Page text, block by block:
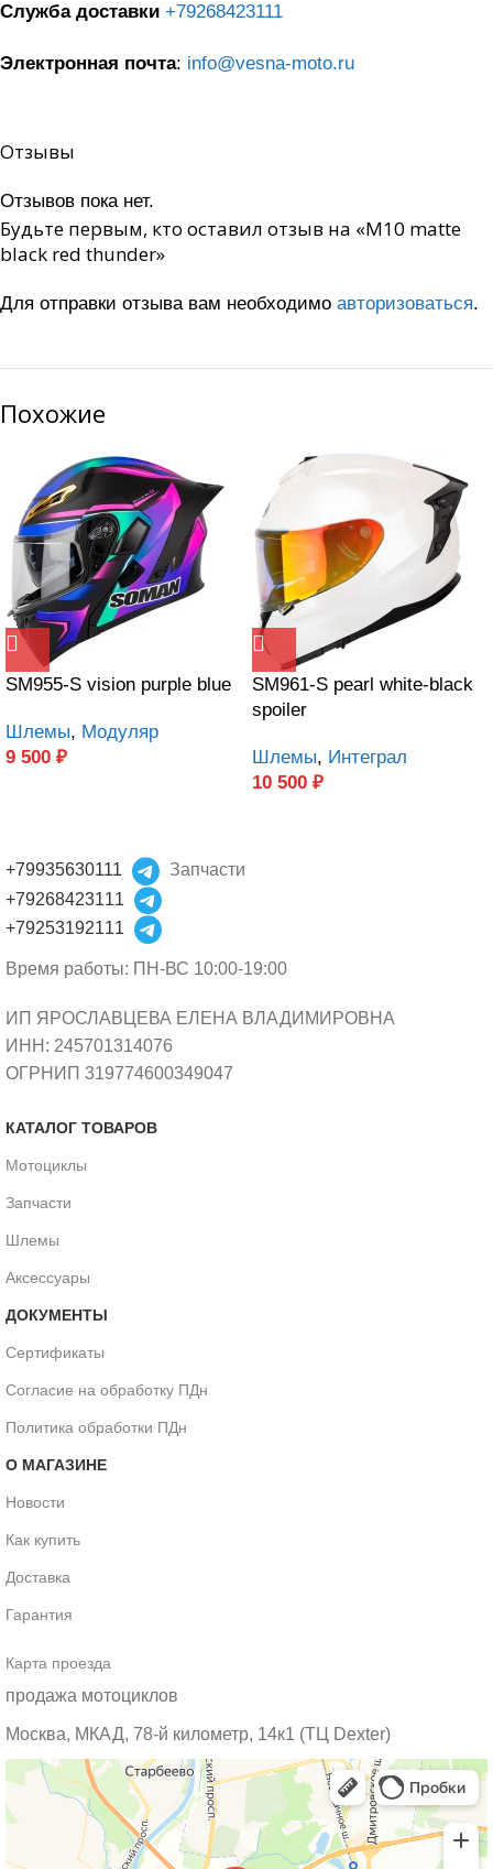
Служба доставки +79268423111
Электронная почта: info@vesna-moto.ru
Отзывы
Отзывов пока нет.
Будьте первым, кто оставил отзыв на «M10 matte
black red thunder»
Для отправки отзыва вам необходимо авторизоваться.
Похожие
SM955-S vision purple blue
Шлемы, Модуляр
9 500 ₽
SM961-S pearl white-black
spoiler
Шлемы, Интеграл
10 500 ₽
+79935630111
Запчасти
+79268423111
+79253192111
Время работы: ПН-ВС 10:00-19:00
ИП ЯРОСЛАВЦЕВА ЕЛЕНА ВЛАДИМИРОВНА
ИНН: 245701314076
ОГРНИП 319774600349047
КАТАЛОГ ТОВАРОВ
Мотоциклы
Запчасти
Шлемы
Аксессуары
ДОКУМЕНТЫ
Сертификаты
Согласие на обработку ПДн
Политика обработки ПДн
О МАГАЗИНЕ
Новости
Как купить
Доставка
Гарантия
Карта проезда
продажа мотоциклов
Москва, МКАД, 78-й километр, 14к1 (ТЦ Dexter)